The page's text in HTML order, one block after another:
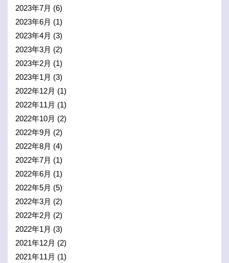
2023年7月 (6)
2023年6月 (1)
2023年4月 (3)
2023年3月 (2)
2023年2月 (1)
2023年1月 (3)
2022年12月 (1)
2022年11月 (1)
2022年10月 (2)
2022年9月 (2)
2022年8月 (4)
2022年7月 (1)
2022年6月 (1)
2022年5月 (5)
2022年3月 (2)
2022年2月 (2)
2022年1月 (3)
2021年12月 (2)
2021年11月 (1)